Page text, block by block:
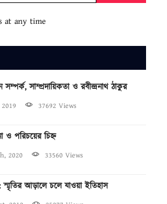
at any time
সাম্প্রদায়িকতা ও রবীন্দ্রনাথ ঠাকুর
37692 Views
পরিচয়ের চিহ্ন
2020 33560 Views
স্মৃতির আড়ালে চলে যাওয়া ইতিহাস